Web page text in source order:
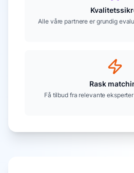
Alle våre partnere er grundig
Rask
Få tilbud fra relevante